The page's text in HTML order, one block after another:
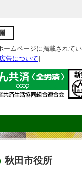
ームページに掲載されて
告について]
秋田市役所